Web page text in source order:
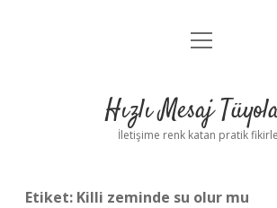
Anasayfa
Yasal Uyarı
menüyü
Hızlı Mesaj
İletişime renk katan pratik
Etiket: Killi zeminde su olur mu